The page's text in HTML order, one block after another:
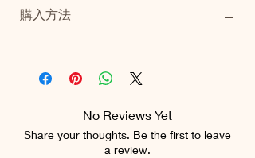
重量：2.6kg（額縁含む）
購入方法
問い合わせください。
追って商品価格等、詳細のご案内をいたし
No Reviews Yet
Share your thoughts. Be the first to leave
a review.